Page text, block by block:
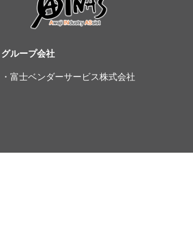
グループ会社
・富士ベンダーサービス株式会社